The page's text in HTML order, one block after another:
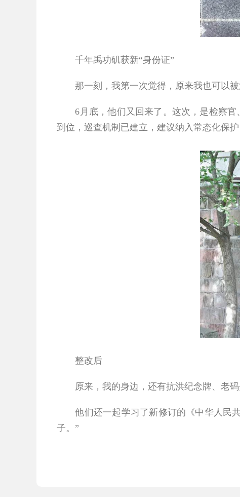
千年禹功矶获新“身份证”
那一刻，我第一次觉得，原来我也可以被
6 月底，他们又回来了。这次，是检察
到位，巡查机制已建立，建议纳入常态化保
整改后
原来，我的身边，还有抗洪纪念牌、老
他们还一起学习了新修订的《中华人民共
子。”